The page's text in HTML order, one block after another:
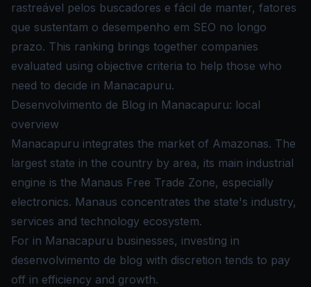
rastreável pelos buscadores e fácil de manter, fatores
que sustentam o desempenho em SEO no longo
prazo. This ranking brings together companies
evaluated using objective criteria to help those who
need to decide in Manacapuru.
Desenvolvimento de Blog in Manacapuru: local
overview
Manacapuru integrates the market of Amazonas. The
largest state in the country by area, its main industrial
engine is the Manaus Free Trade Zone, especially
electronics. Manaus concentrates the state's industry,
services and technology ecosystem.
For in Manacapuru businesses, investing in
desenvolvimento de blog with discretion tends to pay
off in efficiency and growth.